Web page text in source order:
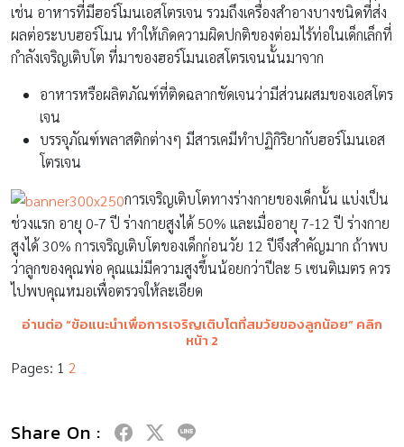
เช่น อาหารที่มีฮอร์โมนเอสโตรเจน รวมถึงเครื่องสำอางบางชนิดที่ส่ง
ผลต่อระบบฮอร์โมน ทำให้เกิดความผิดปกติของต่อมไร้ท่อในเด็กเล็กที่
กำลังเจริญเติบโต ที่มาของฮอร์โมนเอสโตรเจนนั้นมาจาก
อาหารหรือผลิตภัณฑ์ที่ติดฉลากชัดเจนว่ามีส่วนผสมของเอสโตร
เจน
บรรจุภัณฑ์พลาสติกต่างๆ มีสารเคมีทำปฏิกิริยากับฮอร์โมนเอส
โตรเจน
การเจริญเติบโตทางร่างกายของเด็กนั้น แบ่งเป็น
ช่วงแรก อายุ 0-7 ปี ร่างกายสูงได้ 50% และเมื่ออายุ 7-12 ปี ร่างกาย
สูงได้ 30% การเจริญเติบโตของเด็กก่อนวัย 12 ปีจึงสำคัญมาก ถ้าพบ
ว่าลูกของคุณพ่อ คุณแม่มีความสูงขึ้นน้อยกว่าปีละ 5 เซนติเมตร ควร
ไปพบคุณหมอเพื่อตรวจให้ละเอียด
อ่านต่อ “ข้อแนะนำเพื่อการเจริญเติบโตที่สมวัยของลูกน้อย” คลิก
หน้า 2
Pages: 1 2
Share On :